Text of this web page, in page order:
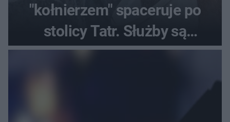
"kołnierzem" spaceruje po
stolicy Tatr. Służby są
bezradne